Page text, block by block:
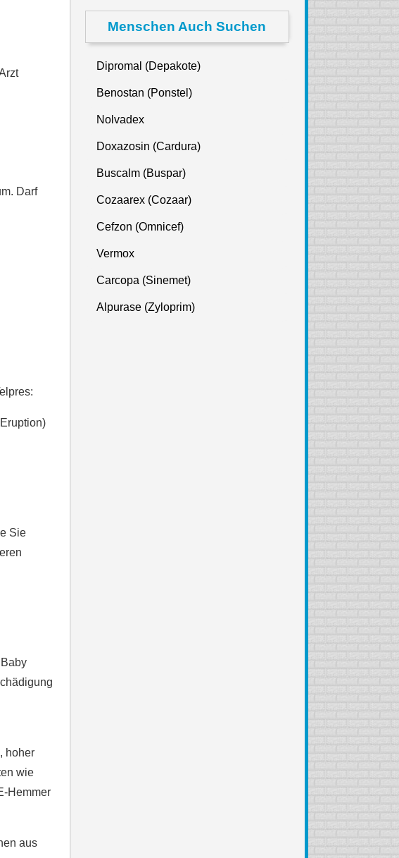
Darf
Sie
hoher
wie
Hemmer
aus
Menschen Auch Suchen
Dipromal (Depakote)
Benostan (Ponstel)
Nolvadex
Doxazosin (Cardura)
Buscalm (Buspar)
Cozaarex (Cozaar)
Cefzon (Omnicef)
Vermox
Carcopa (Sinemet)
Alpurase (Zyloprim)